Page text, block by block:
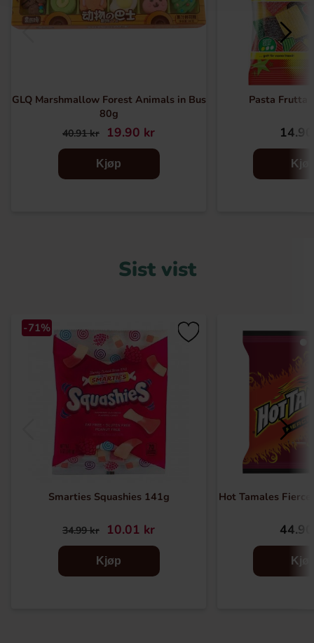
GLQ Marshmallow Forest Animals in Bus
80g
40.91 kr 19.90 kr
Kjøp
Pasta Frutta
Sist vist
-71%
Smarties Squashies 141g
34.99 kr 10.01 kr
Kjøp
Hot Tamales